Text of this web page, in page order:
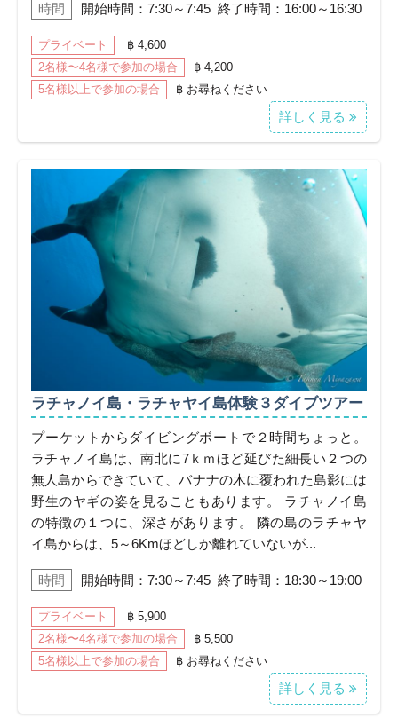
時間 開始時間：7:30～7:45 終了時間：16:00～16:30
プライベート
฿ 4,600
2名様〜4名様で参加の場合
฿ 4,200
5名様以上で参加の場合
฿ お尋ねください
詳しく見る
ラチャノイ島・ラチャヤイ島体験３ダイブツアー
プーケットからダイビングボートで２時間ちょっと。
ラチャノイ島は、南北に7ｋｍほど延びた細長い２つの
無人島からできていて、バナナの木に覆われた島影には
野生のヤギの姿を見ることもあります。 ラチャノイ島
の特徴の１つに、深さがあります。 隣の島のラチャヤ
イ島からは、5～6Kmほどしか離れていないが...
時間 開始時間：7:30～7:45 終了時間：18:30～19:00
プライベート
฿ 5,900
2名様〜4名様で参加の場合
฿ 5,500
5名様以上で参加の場合
฿ お尋ねください
詳しく見る